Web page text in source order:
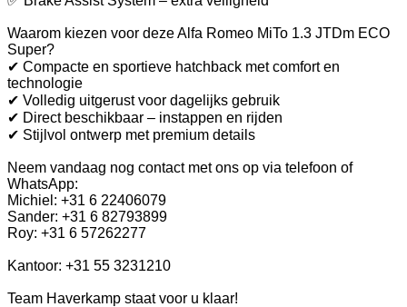
Waarom kiezen voor deze Alfa Romeo MiTo 1.3 JTDm ECO
Super?
✔ Compacte en sportieve hatchback met comfort en
technologie
✔ Volledig uitgerust voor dagelijks gebruik
✔ Direct beschikbaar – instappen en rijden
✔ Stijlvol ontwerp met premium details
Neem vandaag nog contact met ons op via telefoon of
WhatsApp:
Michiel: +31 6 22406079
Sander: +31 6 82793899
Roy: +31 6 57262277
Kantoor: +31 55 3231210
Team Haverkamp staat voor u klaar!